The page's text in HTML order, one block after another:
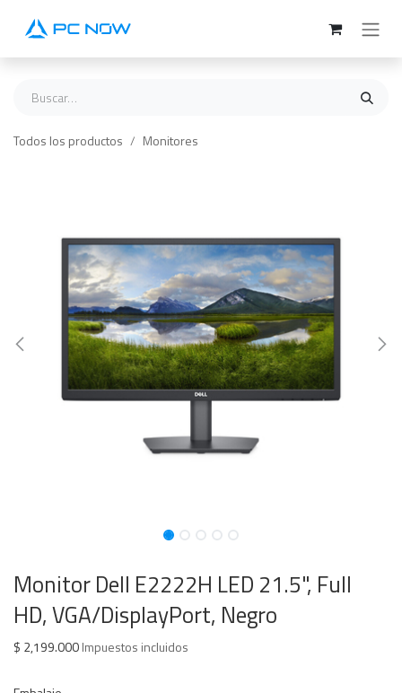
Todos los productos Monitores
Monitor Dell E2222H LED 21.5", Full
HD, VGA/DisplayPort, Negro
$ 2,199.000Impuestos incluidos